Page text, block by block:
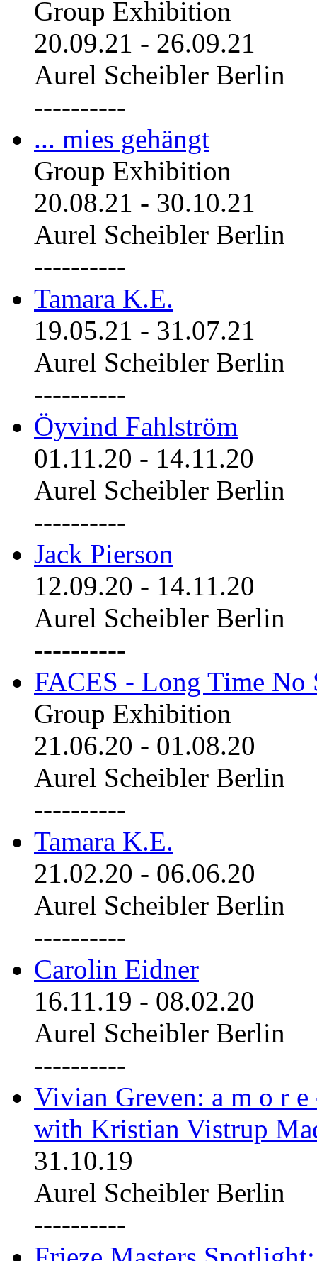
Group Exhibition
20.09.21 - 26.09.21
Aurel Scheibler Berlin
----------
... mies gehängt
Group Exhibition
20.08.21 - 30.10.21
Aurel Scheibler Berlin
----------
Tamara K.E.
19.05.21 - 31.07.21
Aurel Scheibler Berlin
----------
Öyvind Fahlström
01.11.20 - 14.11.20
Aurel Scheibler Berlin
----------
Jack Pierson
12.09.20 - 14.11.20
Aurel Scheibler Berlin
----------
FACES - Long Time No
Group Exhibition
21.06.20 - 01.08.20
Aurel Scheibler Berlin
----------
Tamara K.E.
21.02.20 - 06.06.20
Aurel Scheibler Berlin
----------
Carolin Eidner
16.11.19 - 08.02.20
Aurel Scheibler Berlin
----------
Vivian Greven: a m o r
with Kristian Vistrup
31.10.19
Aurel Scheibler Berlin
----------